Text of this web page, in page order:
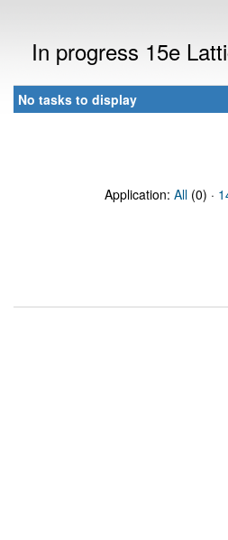
In progress 15e
No tasks to display
Application: All (0) ·